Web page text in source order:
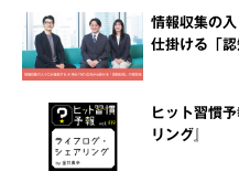
情報収集の
仕掛ける「
ヒット習慣
リング』